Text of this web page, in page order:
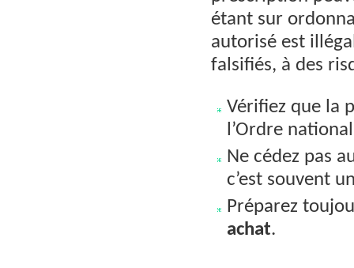
étant sur
autorisé est
falsifiés, à des
Vérifiez que la
l’Ordre
Ne cédez pas
c’est souvent
Préparez
achat.